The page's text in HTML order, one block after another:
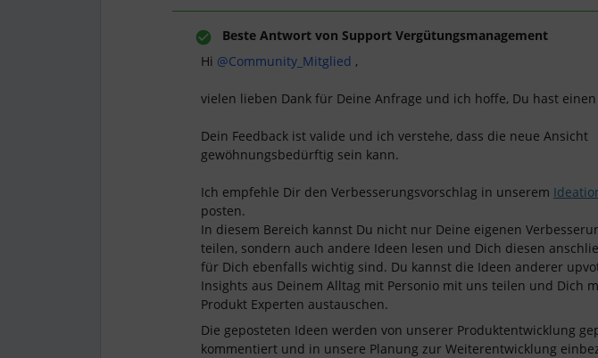
Beste Antwort von Support Vergütungsmanagement
Hi @Community_Mitglied ,
vielen lieben Dank für Deine Anfrage und ich hoffe, Du hast einen
Dein Feedback ist valide und ich verstehe, dass die neue Ansicht
gewöhnungsbedürftig sein kann.
Ich empfehle Dir den Verbesserungsvorschlag in unserem
posten.
In diesem Bereich kannst Du nicht nur Deine eigenen
teilen, sondern auch andere Ideen lesen und Dich diesen
für Dich ebenfalls wichtig sind. Du kannst die Ideen anderer
Insights aus Deinem Alltag mit Personio mit uns teilen und Dich
Produkt Experten austauschen.
Die geposteten Ideen werden von unserer Produktentwicklung
kommentiert und in unsere Planung zur Weiterentwicklung